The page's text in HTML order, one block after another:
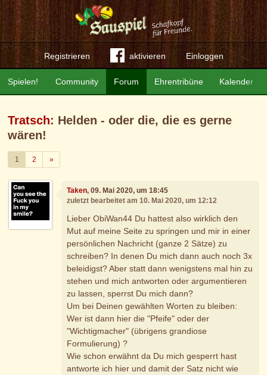
Registrieren aktivieren Einloggen
Community Forum Ehrentribüne Kalender
Spielen!
Tratsch: Helden - oder die, die es gerne
wären!
1 2 »Weiter
Taken, 09. Mai 2020, um 18:45
zuletzt bearbeitet am 10. Mai 2020, um 12:12
Lieber ObiWan44 Du hattest also wirklich den
Mut auf meine Seite zu springen und mir in einer
persönlichen Nachricht (ganze 2 Sätze) zu
schreiben? In denen Du mich dann auch noch 3x
beleidigst? Aber statt dann wenigstens mal hin zu
stehen und mich antworten oder argumentieren
zu lassen, sperrst Du mich dann?
Um bei Deinen gewählten Worten zu bleiben:
Wer ist dann hier die "Pfeife" oder der
"Wichtigmacher" (übrigens grandiose
Formulierung) ?
Wie schon erwähnt da Du mich gesperrt hast
antworte ich hier und damit der Satz nicht wie